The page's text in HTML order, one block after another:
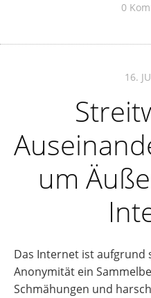
0
16.
um
Das Internet ist aufgrund
Anonymität ein
Schmähungen und